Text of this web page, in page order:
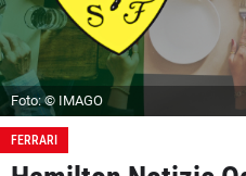
Foto: © IMAGO
FERRARI